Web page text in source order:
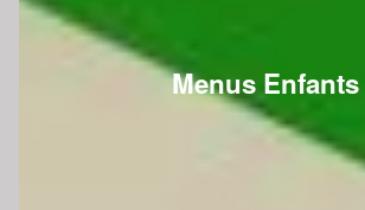
Menus Enfants